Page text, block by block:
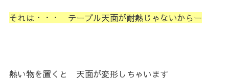
それは・・・ テーブル天面が耐熱じゃないからー
熱い物を置くと 天面が変形しちゃいます